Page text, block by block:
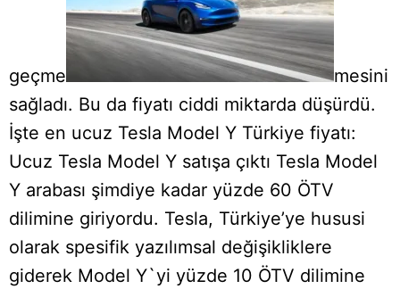
geçme
mesini
sağladı. Bu da fiyatı ciddi miktarda düşürdü.
İşte en ucuz Tesla Model Y Türkiye fiyatı:
Ucuz Tesla Model Y satışa çıktı Tesla Model
Y arabası şimdiye kadar yüzde 60 ÖTV
dilimine giriyordu. Tesla, Türkiye’ye hususi
olarak spesifik yazılımsal değişikliklere
giderek Model Y`yi yüzde 10 ÖTV dilimine